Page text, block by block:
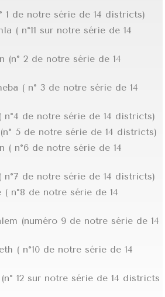
1 de notre série de 14 districts)
( n°11 sur notre série de 14
(n° 2 de notre série de 14
( n° 3 de notre série de 14
de notre série de 14 districts)
5 de notre série de 14 districts)
( n°6 de notre série de 14
de notre série de 14 districts)
n°8 de notre série de 14
(numéro 9 de notre série de 14
( n°10 de notre série de 14
12 sur notre série de 14 districts